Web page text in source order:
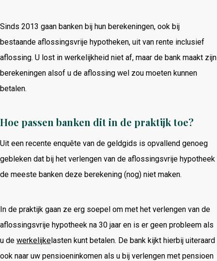
Sinds 2013 gaan banken bij hun berekeningen, ook bij
bestaande aflossingsvrije hypotheken, uit van rente inclusief
aflossing. U lost in werkelijkheid niet af, maar de bank maakt zijn
berekeningen alsof u de aflossing wel zou moeten kunnen
betalen.
Hoe passen banken dit in de praktijk toe?
Uit een recente enquête van de geldgids is opvallend genoeg
gebleken dat bij het verlengen van de aflossingsvrije hypotheek
de meeste banken deze berekening (nog) niet maken.
In de praktijk gaan ze erg soepel om met het verlengen van de
aflossingsvrije hypotheek na 30 jaar en is er geen probleem als
u de werkelijkelasten kunt betalen. De bank kijkt hierbij uiteraard
ook naar uw pensioeninkomen als u bij verlengen met pensioen